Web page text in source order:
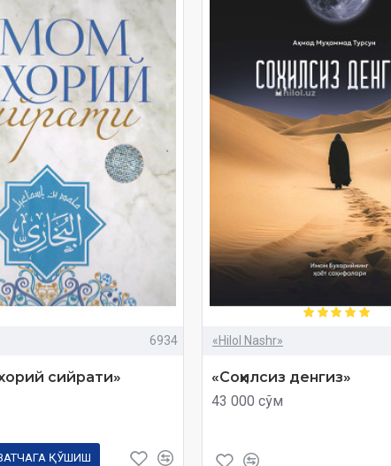
6934
сийрати»
ҚЎШИШ
«Hilol Nashr»
«Соҳилсиз денгиз»
43 000 сўм